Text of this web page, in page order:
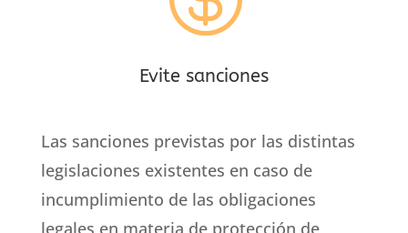
Evite sanciones
Las sanciones previstas por las distintas
legislaciones existentes en caso de
incumplimiento de las obligaciones
legales en materia de protección de